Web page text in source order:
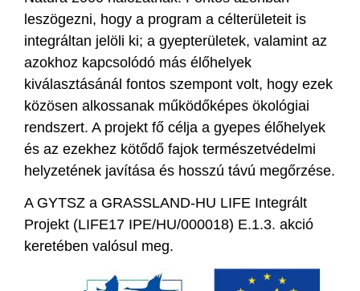
leszögezni, hogy a program a célterületeit is
integráltan jelöli ki; a gyepterületek, valamint az
azokhoz kapcsolódó más élőhelyek
kiválasztásánál fontos szempont volt, hogy ezek
közösen alkossanak működőképes ökológiai
rendszert. A projekt fő célja a gyepes élőhelyek
és az ezekhez kötődő fajok természetvédelmi
helyzetének javítása és hosszú távú megőrzése.
A GYTSZ a GRASSLAND-HU LIFE Integrált
Projekt (LIFE17 IPE/HU/000018) E.1.3. akció
keretében valósul meg.